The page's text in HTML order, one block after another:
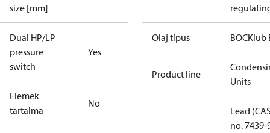
size [mm]
Dual HP/LP
pressure
switch
Yes
Elemek
tartalma
No
Olaj típus BOCKlub
Product line
Units
Lead
no. 7439-